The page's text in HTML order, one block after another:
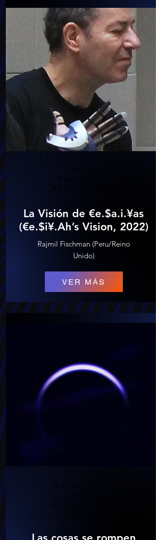
Round table
La Visión de €e.$a.i.¥as
(€e.$i¥.Ah’s Vision, 2022)
Rajmil Fischman (Peru/Reino
Unido)
VER MÁS
Estreno de
encargo del